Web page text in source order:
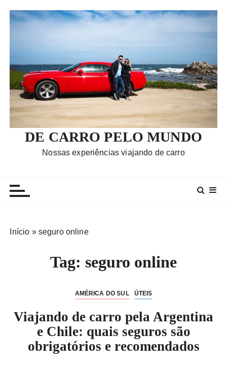
DE CARRO PELO MUNDO
Nossas experiências viajando de carro
Início » seguro online
Tag: seguro online
AMÉRICA DO SUL ÚTEIS
Viajando de carro pela Argentina
e Chile: quais seguros são
obrigatórios e recomendados